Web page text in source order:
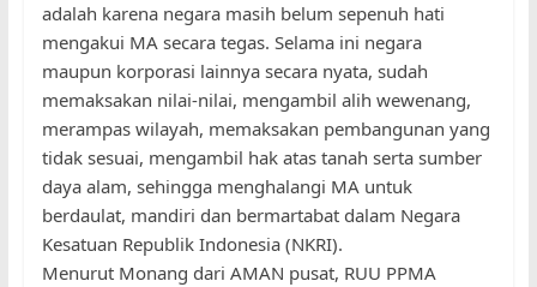
adalah karena negara masih belum sepenuh hati
mengakui MA secara tegas. Selama ini negara
maupun korporasi lainnya secara nyata, sudah
memaksakan nilai-nilai, mengambil alih wewenang,
merampas wilayah, memaksakan pembangunan yang
tidak sesuai, mengambil hak atas tanah serta sumber
daya alam, sehingga menghalangi MA untuk
berdaulat, mandiri dan bermartabat dalam Negara
Kesatuan Republik Indonesia (NKRI).
Menurut Monang dari AMAN pusat, RUU PPMA